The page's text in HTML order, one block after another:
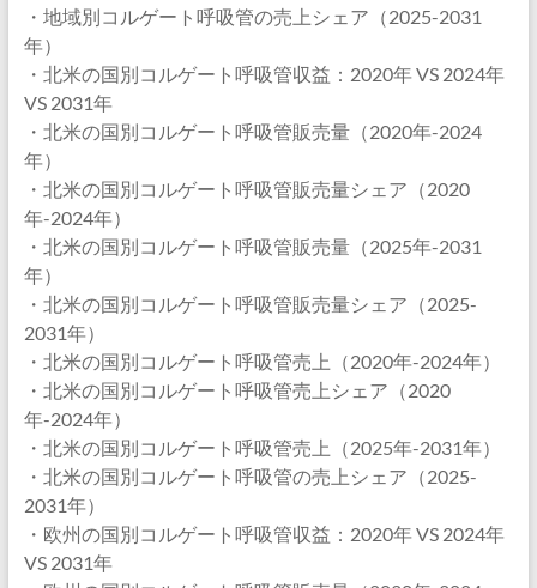
・地域別コルゲート呼吸管の売上シェア（2025-2031
年）
・北米の国別コルゲート呼吸管収益：2020年 VS 2024年
VS 2031年
・北米の国別コルゲート呼吸管販売量（2020年-2024
年）
・北米の国別コルゲート呼吸管販売量シェア（2020
年-2024年）
・北米の国別コルゲート呼吸管販売量（2025年-2031
年）
・北米の国別コルゲート呼吸管販売量シェア（2025-
2031年）
・北米の国別コルゲート呼吸管売上（2020年-2024年）
・北米の国別コルゲート呼吸管売上シェア（2020
年-2024年）
・北米の国別コルゲート呼吸管売上（2025年-2031年）
・北米の国別コルゲート呼吸管の売上シェア（2025-
2031年）
・欧州の国別コルゲート呼吸管収益：2020年 VS 2024年
VS 2031年